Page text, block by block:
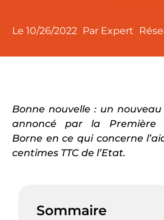
Le 10/26/2022 Par Expert
Bonne nouvelle : un
annoncé par la Première
Borne en ce qui concerne
centimes TTC de l’Etat.
Sommaire